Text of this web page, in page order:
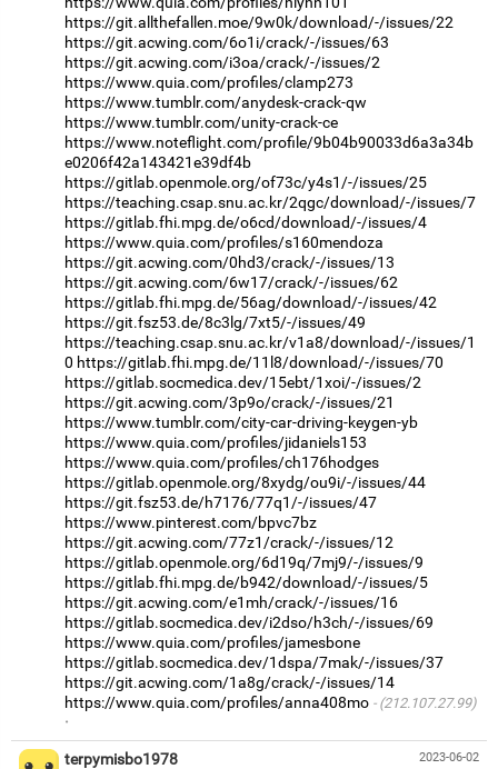
https://git.allthefallen.moe/9w0k/download/-/issues/22
https://git.acwing.com/6o1i/crack/-/issues/63
https://git.acwing.com/i3oa/crack/-/issues/2
https://www.quia.com/profiles/clamp273
https://www.tumblr.com/anydesk-crack-qw
https://www.tumblr.com/unity-crack-ce
https://www.noteflight.com/profile/9b04b90033d6a3a34b
e0206f42a143421e39df4b
https://gitlab.openmole.org/of73c/y4s1/-/issues/25
https://teaching.csap.snu.ac.kr/2qgc/download/-/issues/7
https://gitlab.fhi.mpg.de/o6cd/download/-/issues/4
https://www.quia.com/profiles/s160mendoza
https://git.acwing.com/0hd3/crack/-/issues/13
https://git.acwing.com/6w17/crack/-/issues/62
https://gitlab.fhi.mpg.de/56ag/download/-/issues/42
https://git.fsz53.de/8c3lg/7xt5/-/issues/49
https://teaching.csap.snu.ac.kr/v1a8/download/-/issues/1
0 https://gitlab.fhi.mpg.de/11l8/download/-/issues/70
https://gitlab.socmedica.dev/15ebt/1xoi/-/issues/2
https://git.acwing.com/3p9o/crack/-/issues/21
https://www.tumblr.com/city-car-driving-keygen-yb
https://www.quia.com/profiles/jidaniels153
https://www.quia.com/profiles/ch176hodges
https://gitlab.openmole.org/8xydg/ou9i/-/issues/44
https://git.fsz53.de/h7176/77q1/-/issues/47
https://www.pinterest.com/bpvc7bz
https://git.acwing.com/77z1/crack/-/issues/12
https://gitlab.openmole.org/6d19q/7mj9/-/issues/9
https://gitlab.fhi.mpg.de/b942/download/-/issues/5
https://git.acwing.com/e1mh/crack/-/issues/16
https://gitlab.socmedica.dev/i2dso/h3ch/-/issues/69
https://www.quia.com/profiles/jamesbone
https://gitlab.socmedica.dev/1dspa/7mak/-/issues/37
https://git.acwing.com/1a8g/crack/-/issues/14
https://www.quia.com/profiles/anna408mo
(212.107.27.99)
·
2023-06-02
terpymisbo1978